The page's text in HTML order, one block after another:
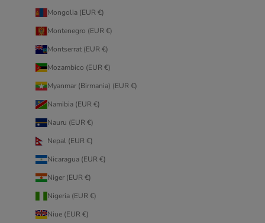
Mongolia (EUR €)
Montenegro (EUR €)
Montserrat (EUR €)
Mozambico (EUR €)
Myanmar (Birmania) (EUR €)
Namibia (EUR €)
Nauru (EUR €)
Nepal (EUR €)
Nicaragua (EUR €)
Niger (EUR €)
Nigeria (EUR €)
Niue (EUR €)